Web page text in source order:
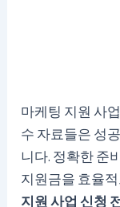
마케팅 지원 사
수 자료들은 성
니다. 정확한 준
지원금을 효율
지원 사업 신청